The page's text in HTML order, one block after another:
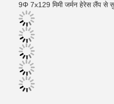
9Φ 7x129 मिमी जर्मन हेरेस लैंप से